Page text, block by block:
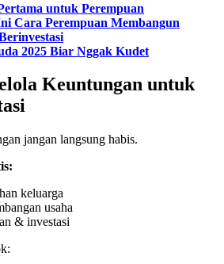
untuk Perempuan
Cara Perempuan Membangun
2025 Biar Nggak Kudet
Keuntungan untuk
jangan langsung habis.
keluarga
usaha
& investasi